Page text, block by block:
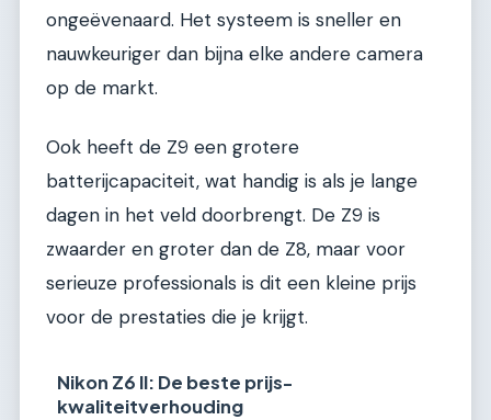
ongeëvenaard. Het systeem is sneller en
nauwkeuriger dan bijna elke andere camera
op de markt.
Ook heeft de Z9 een grotere
batterijcapaciteit, wat handig is als je lange
dagen in het veld doorbrengt. De Z9 is
zwaarder en groter dan de Z8, maar voor
serieuze professionals is dit een kleine prijs
voor de prestaties die je krijgt.
Nikon Z6 II: De beste prijs-
kwaliteitverhouding